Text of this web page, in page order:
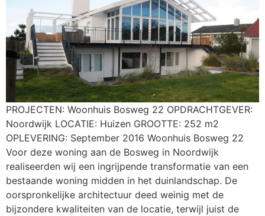
PROJECTEN: Woonhuis Bosweg 22 OPDRACHTGEVER:
Noordwijk LOCATIE: Huizen GROOTTE: 252 m2
OPLEVERING: September 2016 Woonhuis Bosweg 22
Voor deze woning aan de Bosweg in Noordwijk
realiseerden wij een ingrijpende transformatie van een
bestaande woning midden in het duinlandschap. De
oorspronkelijke architectuur deed weinig met de
bijzondere kwaliteiten van de locatie, terwijl juist de